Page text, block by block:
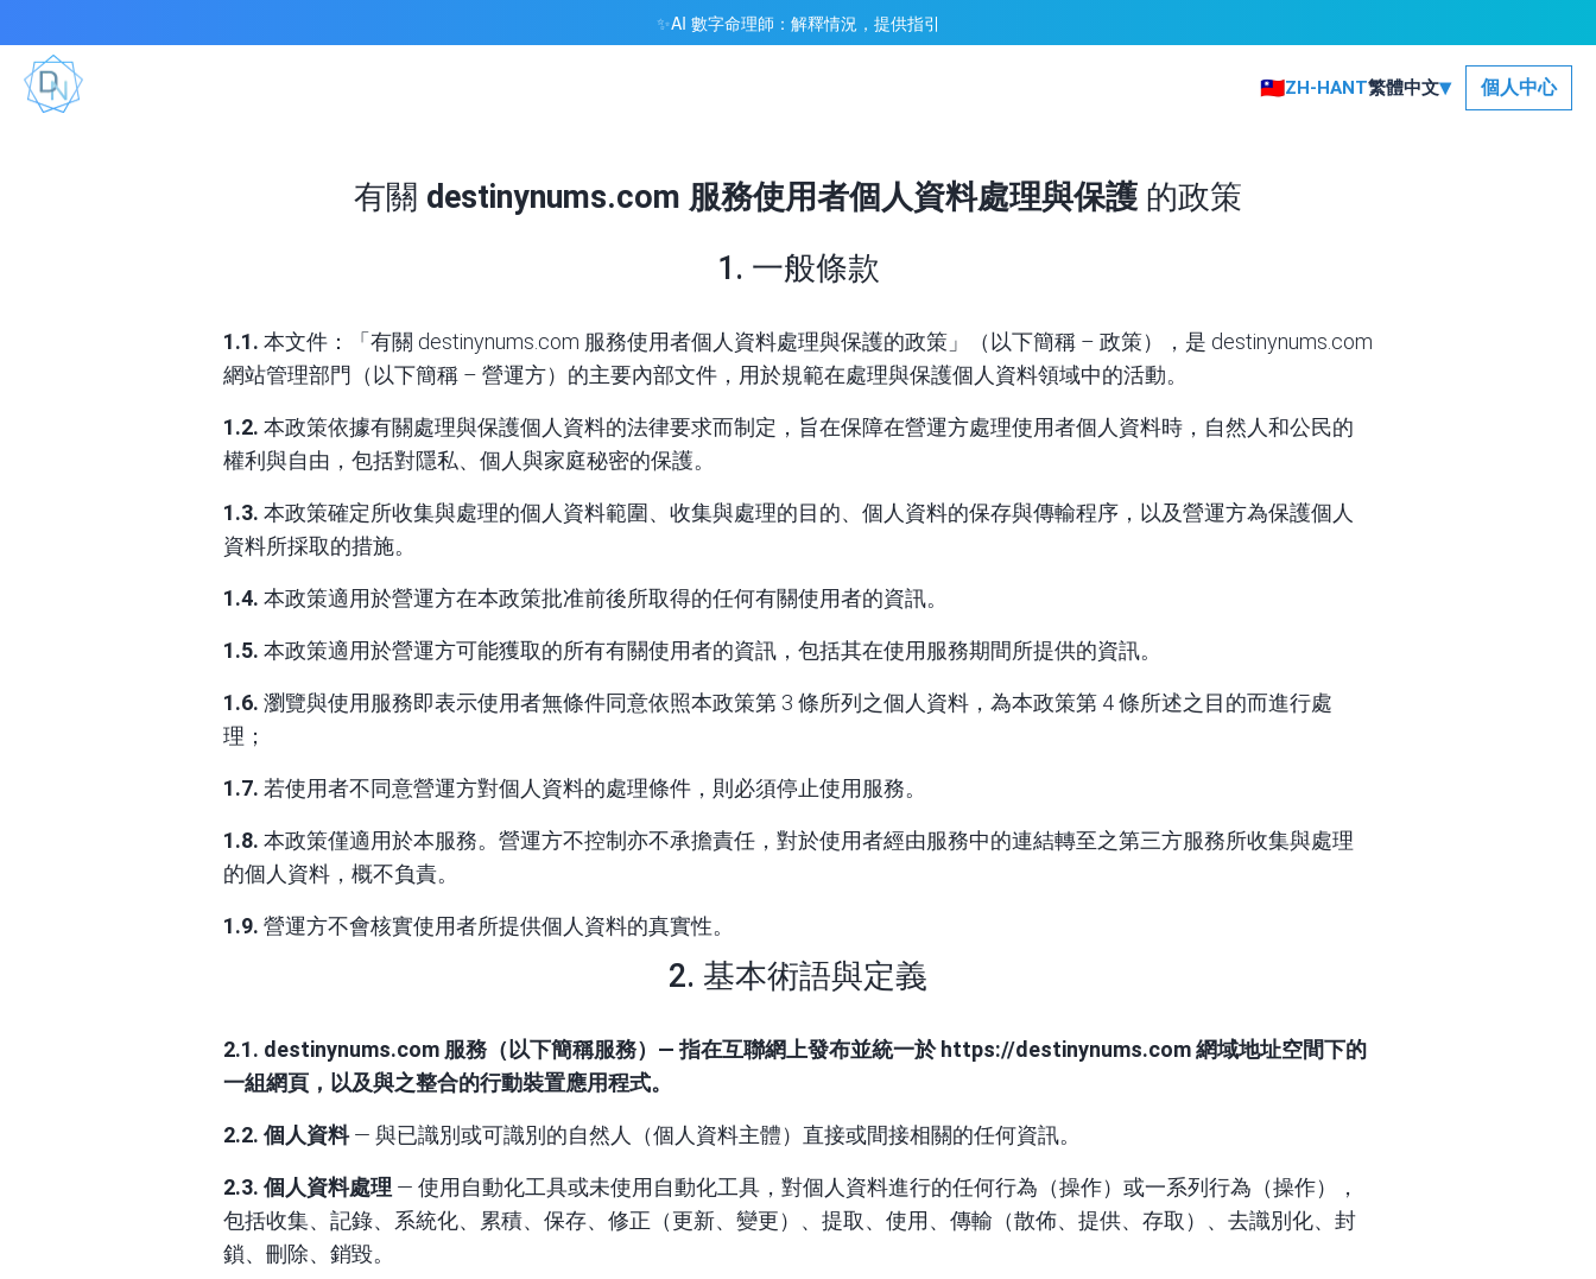
🇹🇼ZH-HANT繁體中文▾ 個人中心
有關 destinynums.com 服務使用者個人資料處理與保護的政策
1. 一般條款
1.1. 本文件：「有關 destinynums.com 服務使用者個人資料處理與保護的政策」（以下簡稱 – 政策），是 destinynums.com
網站管理部門（以下簡稱 – 營運方）的主要內部文件，用於規範在處理與保護個人資料領域中的活動。
1.2. 本政策依據有關處理與保護個人資料的法律要求而制定，旨在保障在營運方處理使用者個人資料時，自然人和公民的
權利與自由，包括對隱私、個人與家庭秘密的保護。
1.3. 本政策確定所收集與處理的個人資料範圍、收集與處理的目的、個人資料的保存與傳輸程序，以及營運方為保護個人
資料所採取的措施。
1.4. 本政策適用於營運方在本政策批准前後所取得的任何有關使用者的資訊。
1.5. 本政策適用於營運方可能獲取的所有有關使用者的資訊，包括其在使用服務期間所提供的資訊。
1.6. 瀏覽與使用服務即表示使用者無條件同意依照本政策第 3 條所列之個人資料，為本政策第 4 條所述之目的而進行處
理；
1.7. 若使用者不同意營運方對個人資料的處理條件，則必須停止使用服務。
1.8. 本政策僅適用於本服務。營運方不控制亦不承擔責任，對於使用者經由服務中的連結轉至之第三方服務所收集與處理
的個人資料，概不負責。
1.9. 營運方不會核實使用者所提供個人資料的真實性。
2. 基本術語與定義
2.1. destinynums.com 服務（以下簡稱服務） — 指在互聯網上發布並統一於 https://destinynums.com網域地址空間下的
一組網頁，以及與之整合的行動裝置應用程式。
2.2. 個人資料— 與已識別或可識別的自然人（個人資料主體）直接或間接相關的任何資訊。
2.3. 個人資料處理 — 使用自動化工具或未使用自動化工具，對個人資料進行的任何行為（操作）或一系列行為（操作），
包括收集、記錄、系統化、累積、保存、修正（更新、變更）、提取、使用、傳輸（散佈、提供、存取）、去識別化、封
鎖、刪除、銷毀。
✨AI 數字命理師：解釋情況，提供指引